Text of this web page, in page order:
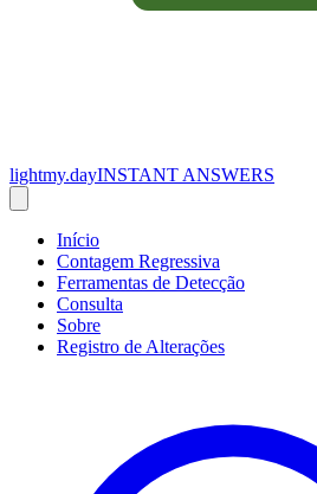
lightmy.dayINSTANT ANSWERS
Início
Contagem Regressiva
Ferramentas de Detecção
Consulta
Sobre
Registro de Alterações